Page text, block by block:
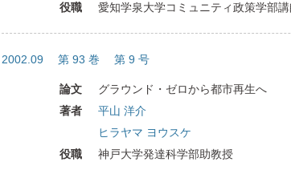
役職
愛知学泉大学コミュニティ政策学部講
2002.09 第 93 巻 第 9 号
論文
グラウンド・ゼロから都市再生へ
著者
平山 洋介
ヒラヤマ ヨウスケ
役職
神戸大学発達科学部助教授